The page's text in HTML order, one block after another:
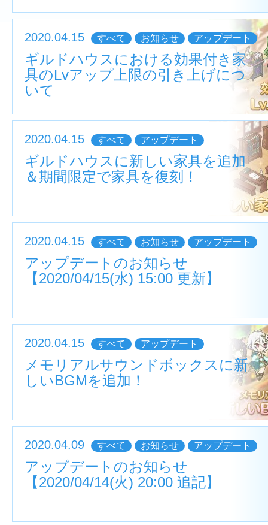
2020.04.15 すべて お知らせ アップデート
ギルドハウスにおける効果付き家
具のLvアップ上限の引き上げにつ
いて
2020.04.15 すべて アップデート
ギルドハウスに新しい家具を追加
＆期間限定で家具を復刻！
2020.04.15 すべて お知らせ アップデート
アップデートのお知らせ
【2020/04/15(水) 15:00 更新】
2020.04.15 すべて アップデート
メモリアルサウンドボックスに新
しいBGMを追加！
2020.04.09 すべて お知らせ アップデート
アップデートのお知らせ
【2020/04/14(火) 20:00 追記】